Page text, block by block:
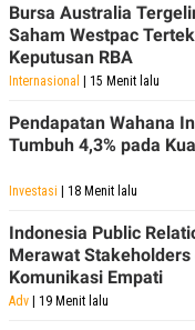
Bursa Australia
Saham Westpac
Keputusan RBA
Internasional | 15 Menit lalu
Pendapatan Wahana
Tumbuh 4,3% pada
Investasi | 18 Menit lalu
Indonesia Public
Merawat Stakeholders
Komunikasi Empati
Adv | 19 Menit lalu